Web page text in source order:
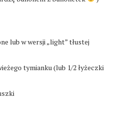
lub w wersji „light” tłustej
tymianku (lub 1/2 łyżeczki